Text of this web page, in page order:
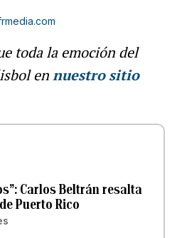
toda la emoción del
ennuestro sitio
Carlos Beltrán resalta
Puerto Rico